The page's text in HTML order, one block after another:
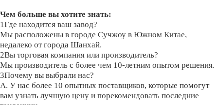
Чем больше вы хотите знать:
1Где находится ваш завод?
Мы расположены в городе Сучжоу в Южном Китае,
недалеко от города Шанхай.
2Вы торговая компания или производитель?
Мы производитель с более чем 10-летним опытом решения.
3Почему вы выбрали нас?
A. У нас более 10 опытных поставщиков, которые помогут
вам узнать лучшую цену и порекомендовать последние